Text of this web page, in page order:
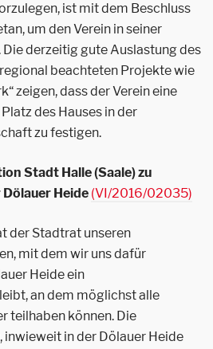
ist mit dem Beschluss
um den Verein in seiner
derzeitig gute Auslastung des
beachteten Projekte wie
zeigen, dass der Verein eine
des Hauses in der
zu festigen.
Stadt Halle (Saale) zu
Heide (VI/2016/02035)
der Stadtrat unseren
mit dem wir uns dafür
Heide ein
an dem möglichst alle
teilhaben können. Die
in der Dölauer Heide